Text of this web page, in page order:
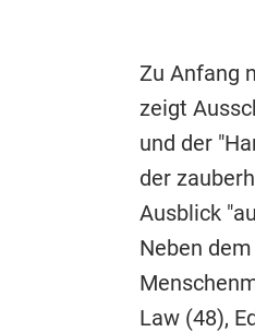
Zu Anfang
zeigt
und der
der
Ausblick
Neben
Law (48),